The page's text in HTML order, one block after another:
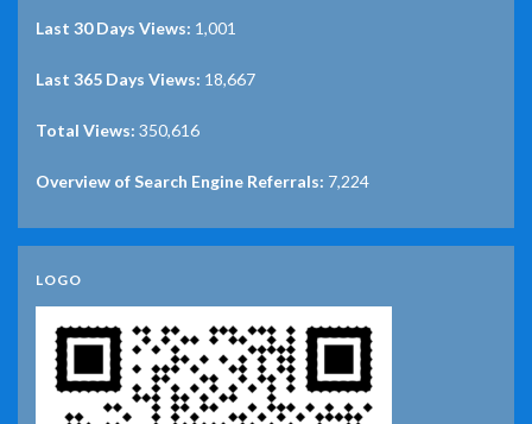
Last 30 Days Views: 1,001
Last 365 Days Views: 18,667
Total Views: 350,616
Overview of Search Engine Referrals: 7,224
LOGO